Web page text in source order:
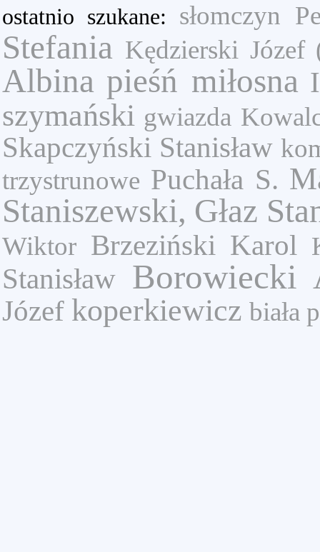
ostatnio szukane: słomczyn
Stefania Kędzierski Józef
Albina pieśń miłosna
szymański gwiazda
Skapczyński Stanisław
trzystrunowe Puchała S.
Staniszewski, Głaz
Wiktor Brzeziński Karol
Stanisław Borowiecki
Józef koperkiewicz biała